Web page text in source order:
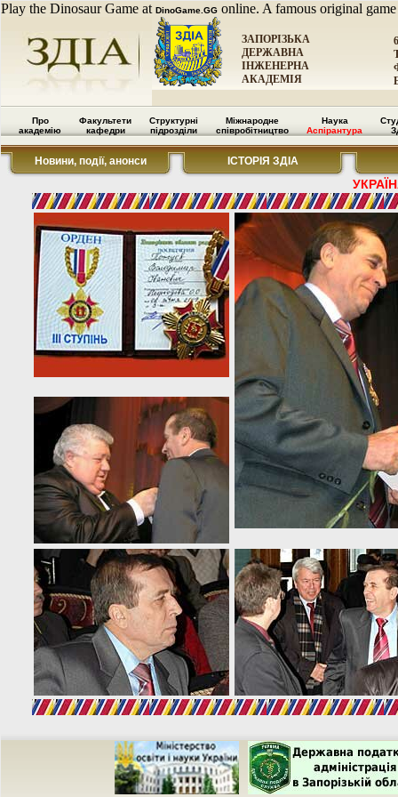
Play the Dinosaur Game at DinoGame.GG online. A famous original
ЗАПОРІЗЬКА
ДЕРЖАВНА
ІНЖЕНЕРНА
АКАДЕМІЯ
Про
академію
Факультети
кафедри
Структурні
підрозділи
Міжнародне
співробітництво
Наука
Аспірантура
Новини, події, анонси ІСТОРІЯ ЗДІА